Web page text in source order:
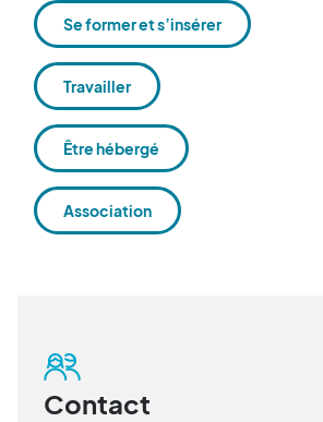
Se former et s’insérer
Travailler
Être hébergé
Association
Contact